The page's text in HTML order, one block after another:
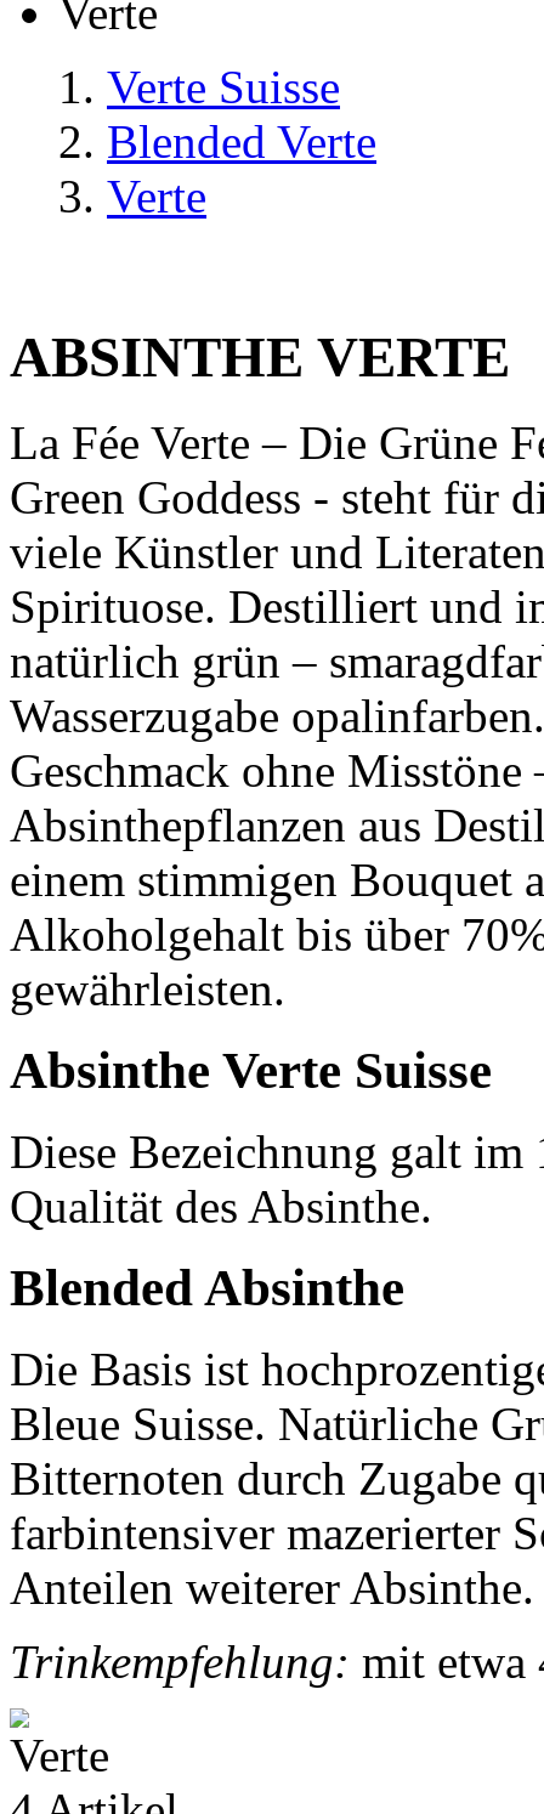
Verte
Verte Suisse
Blended Verte
Verte
ABSINTHE VERTE
La Fée Verte – Die Grüne
Green Goddess - steht für
viele Künstler und
Spirituose. Destilliert und
natürlich grün –
Wasserzugabe
Geschmack ohne
Absinthepflanzen aus
einem stimmigen Bouquet
Alkoholgehalt bis über
gewährleisten.
Absinthe Verte Suisse
Diese Bezeichnung galt im
Qualität des Absinthe.
Blended Absinthe
Die Basis ist
Bleue Suisse. Natürliche
Bitternoten durch Zugabe
farbintensiver mazerierter
Anteilen weiterer Absinthe.
Trinkempfehlung: mit etwa